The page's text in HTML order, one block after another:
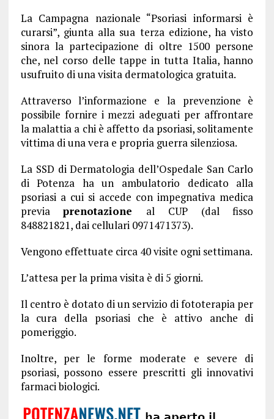
La Campagna nazionale “Psoriasi informarsi è
curarsi”, giunta alla sua terza edizione, ha visto
sinora la partecipazione di oltre 1500 persone
che, nel corso delle tappe in tutta Italia, hanno
usufruito di una visita dermatologica gratuita.
Attraverso l’informazione e la prevenzione è
possibile fornire i mezzi adeguati per affrontare
la malattia a chi è affetto da psoriasi, solitamente
vittima di una vera e propria guerra silenziosa.
La SSD di Dermatologia dell’Ospedale San Carlo
di Potenza ha un ambulatorio dedicato alla
psoriasi a cui si accede con impegnativa medica
previaprenotazione al CUP (dal fisso
848821821, dai cellulari 0971471373).
Vengono effettuate circa 40 visite ogni settimana.
L’attesa per la prima visita è di 5 giorni.
Il centro è dotato di un servizio di fototerapia per
la cura della psoriasi che è attivo anche di
pomeriggio.
Inoltre, per le forme moderate e severe di
psoriasi, possono essere prescritti gli innovativi
farmaci biologici.